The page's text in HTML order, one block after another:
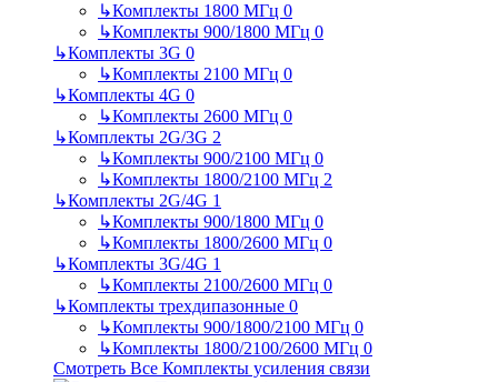
↳Комплекты 1800 МГц 0
↳Комплекты 900/1800 МГц 0
↳Комплекты 3G 0
↳Комплекты 2100 МГц 0
↳Комплекты 4G 0
↳Комплекты 2600 МГц 0
↳Комплекты 2G/3G 2
↳Комплекты 900/2100 МГц 0
↳Комплекты 1800/2100 МГц 2
↳Комплекты 2G/4G 1
↳Комплекты 900/1800 МГц 0
↳Комплекты 1800/2600 МГц 0
↳Комплекты 3G/4G 1
↳Комплекты 2100/2600 МГц 0
↳Комплекты трехдипазонные 0
↳Комплекты 900/1800/2100 МГц 0
↳Комплекты 1800/2100/2600 МГц 0
Смотреть Все Комплекты усиления связи